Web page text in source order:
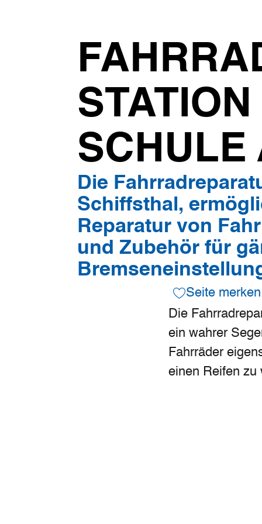
SCHULE
Die
Schiffsthal,
Reparatur von
und Zubehör für
Seite merken
Die
ein wahrer
Fahrräder
einen Reifen zu